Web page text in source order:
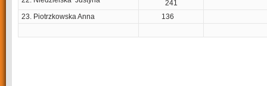
241
23. Piotrzkowska Anna
136